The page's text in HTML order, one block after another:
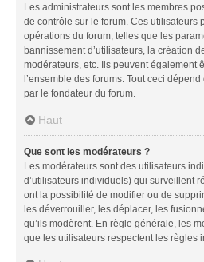
Les administrateurs sont les membres
de contrôle sur le forum. Ces utilisateurs
opérations du forum, telles que les
bannissement d’utilisateurs, la création
modérateurs, etc. Ils peuvent également
l’ensemble des forums. Tout ceci
par le fondateur du forum.
Haut
Que sont les modérateurs ?
Les modérateurs sont des utilisateurs
d’utilisateurs individuels) qui surveillent
ont la possibilité de modifier ou de
les déverrouiller, les déplacer, les
qu’ils modèrent. En règle générale, les
que les utilisateurs respectent les règles